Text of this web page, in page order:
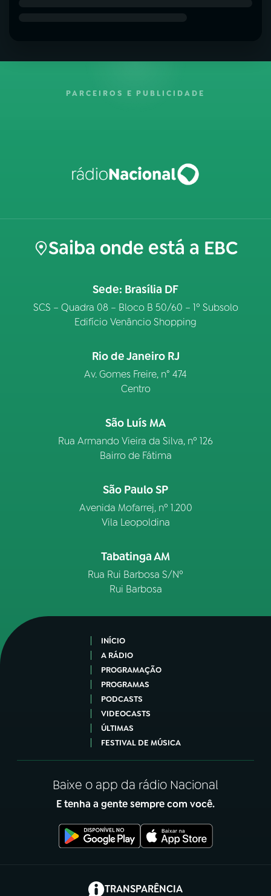
PARCEIROS E PUBLICIDADE
Saiba onde está a EBC
Sede: Brasília DF
SCS – Quadra 08 – Bloco B 50/60 – 1º Subsolo
Edifício Venâncio Shopping
Rio de Janeiro RJ
Av. Gomes Freire, n° 474
Centro
São Luís MA
Rua Armando Vieira da Silva, nº 126
Bairro de Fátima
São Paulo SP
Avenida Mofarrej, nº 1.200
Vila Leopoldina
Tabatinga AM
Rua Rui Barbosa S/Nº
Rui Barbosa
INÍCIO
A RÁDIO
PROGRAMAÇÃO
PROGRAMAS
PODCASTS
VIDEOCASTS
ÚLTIMAS
FESTIVAL DE MÚSICA
Baixe o app da rádio Nacional
E tenha a gente sempre com você.
TRANSPARÊNCIA
(abre em nova aba)